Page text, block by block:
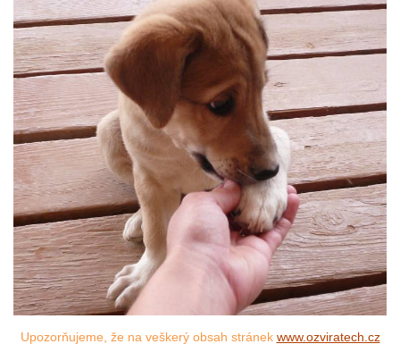
Upozorňujeme, že na veškerý obsah stránek www.ozviratech.cz